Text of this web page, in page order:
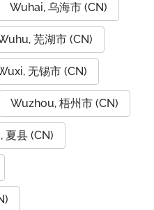
Wuhai, 乌海市 (CN)
芜湖市 (CN)
无锡市 (CN)
Wuzhou, 梧州市 (CN)
夏县 (CN)